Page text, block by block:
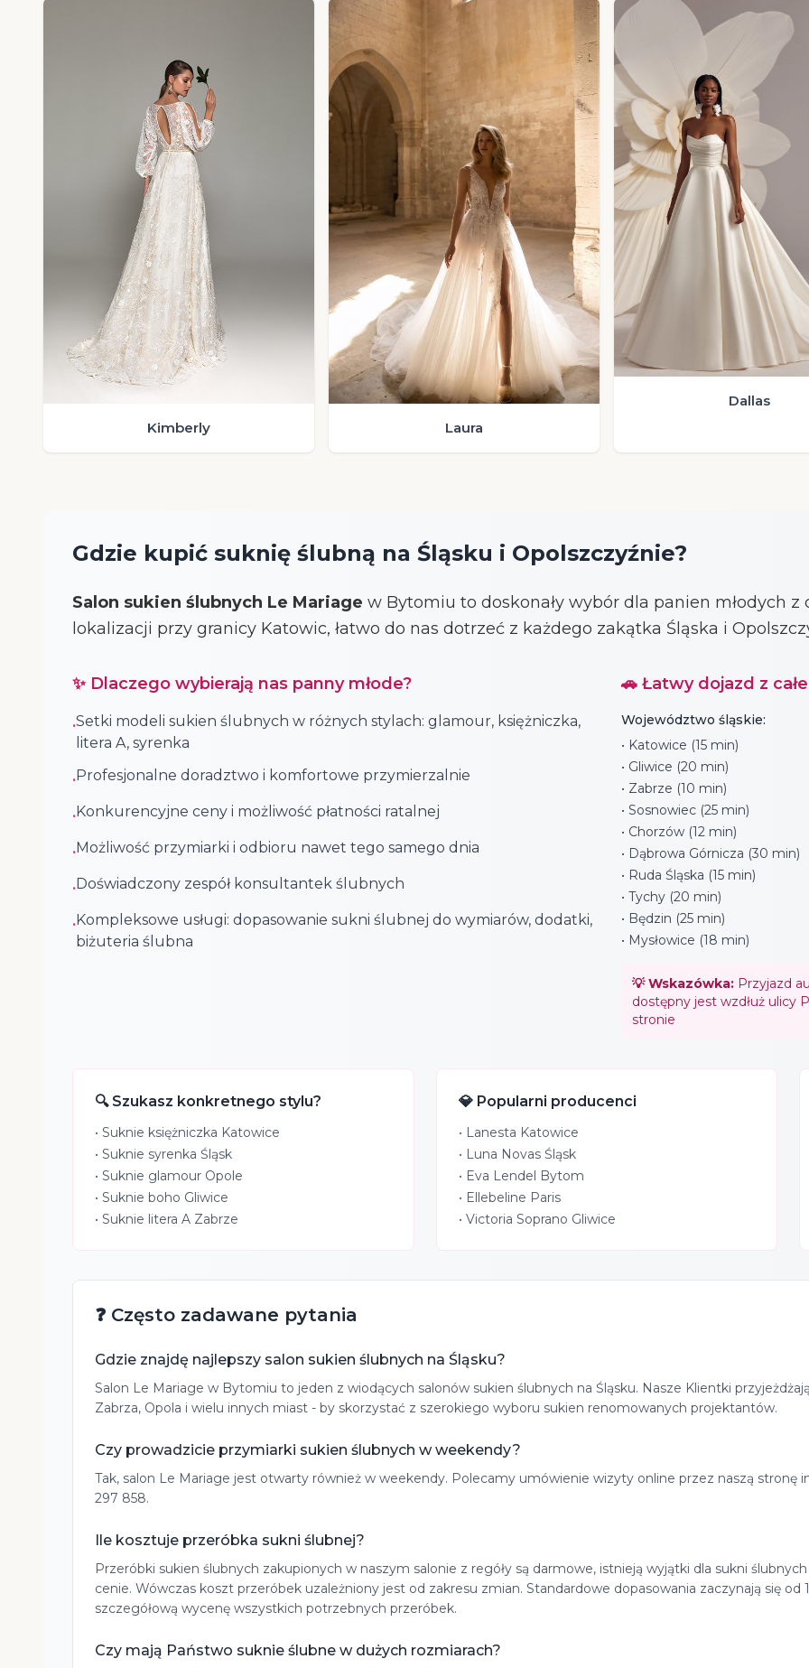
Kimberly Laura
Dallas
Gdzie kupić suknię ślubną na Śląsku i Opolszczyźnie?
Salon sukien ślubnych Le Mariage w Bytomiu to doskonały wybór dla panien młodych z
lokalizacji przy granicy Katowic, łatwo do nas dotrzeć z każdego zakątka Śląska i
✨ Dlaczego wybierają nas panny młode?
•Setki modeli sukien ślubnych w różnych stylach: glamour, księżniczka,
litera A, syrenka
•Profesjonalne doradztwo i komfortowe przymierzalnie
•Konkurencyjne ceny i możliwość płatności ratalnej
•Możliwość przymiarki i odbioru nawet tego samego dnia
•Doświadczony zespół konsultantek ślubnych
•Kompleksowe usługi: dopasowanie sukni ślubnej do wymiarów, dodatki,
biżuteria ślubna
🚗 Łatwy dojazd z
Województwo śląskie:
• Katowice (15 min)
• Gliwice (20 min)
• Zabrze (10 min)
• Sosnowiec (25 min)
• Chorzów (12 min)
• Dąbrowa Górnicza (30 min)
• Ruda Śląska (15 min)
• Tychy (20 min)
• Będzin (25 min)
• Mysłowice (18 min)
💡 Wskazówka: Przyjazd
dostępny jest wzdłuż ulicy
stronie
🔍 Szukasz konkretnego stylu?
• Suknie księżniczka Katowice
• Suknie syrenka Śląsk
• Suknie glamour Opole
• Suknie boho Gliwice
• Suknie litera A Zabrze
💎 Popularni producenci
• Lanesta Katowice
• Luna Novas Śląsk
• Eva Lendel Bytom
• Ellebeline Paris
• Victoria Soprano Gliwice
❓ Często zadawane pytania
Gdzie znajdę najlepszy salon sukien ślubnych na Śląsku?
Salon Le Mariage w Bytomiu to jeden z wiodących salonów sukien ślubnych na Śląsku. Nasze Klientki
Zabrza, Opola i wielu innych miast - by skorzystać z szerokiego wyboru sukien renomowanych projektantów.
Czy prowadzicie przymiarki sukien ślubnych w weekendy?
Tak, salon Le Mariage jest otwarty również w weekendy. Polecamy umówienie wizyty online przez naszą
297 858.
Ile kosztuje przeróbka sukni ślubnej?
Przeróbki sukien ślubnych zakupionych w naszym salonie z regóły są darmowe, istnieją wyjątki dla sukni
cenie. Wówczas koszt przeróbek uzależniony jest od zakresu zmian. Standardowe dopasowania zaczynają się od
szczegółową wycenę wszystkich potrzebnych przeróbek.
Czy mają Państwo suknie ślubne w dużych rozmiarach?